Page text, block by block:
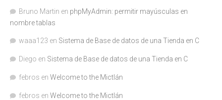
Bruno Martin en phpMyAdmin: permitir mayúsculas en
nombre tablas
waaa123 en Sistema de Base de datos de una Tienda en C
Diego en Sistema de Base de datos de una Tienda en C
febros en Welcome to the Mictlán
febros en Welcome to the Mictlán